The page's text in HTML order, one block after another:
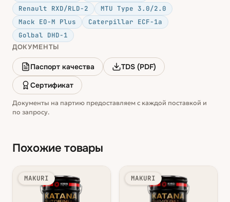
Renault RXD/RLD-2
MTU Type 3.0/2.0
Mack EO-M Plus
Caterpillar ECF-1a
Golbal DHD-1
ДОКУМЕНТЫ
Паспорт качества
TDS (PDF)
Сертификат
Документы на партию предоставляем с каждой поставкой и
по запросу.
Похожие товары
MAKURI MAKURI